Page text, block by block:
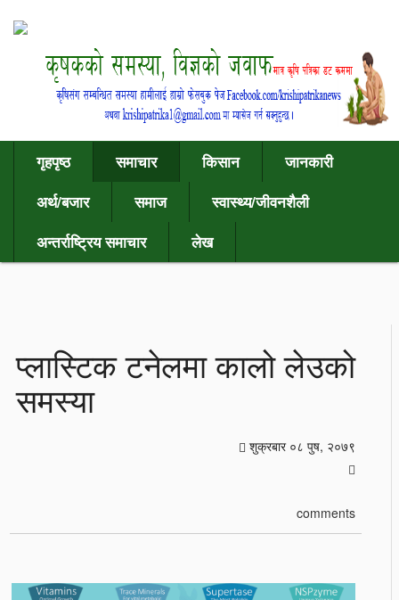
गृहपृष्ठ समाचार किसान
जानकारी
अर्थ/बजार
समाज
स्वास्थ्य/जीवनशैली
अन्तर्राष्ट्रिय समाचार
लेख
प्लास्टिक टनेलमा कालो लेउको
समस्या
शुक्रबार ०८ पुष, २०७९
comments